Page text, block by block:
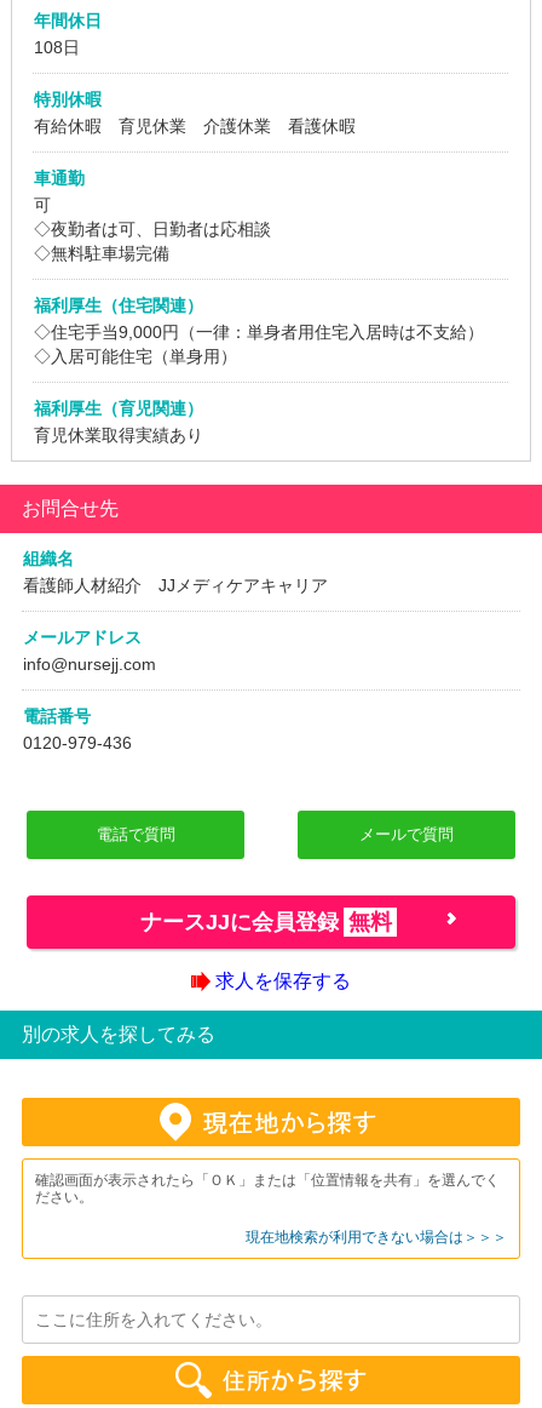
年間休日
108日
特別休暇
有給休暇 育児休業 介護休業 看護休暇
車通勤
可
◇夜勤者は可、日勤者は応相談
◇無料駐車場完備
福利厚生（住宅関連）
◇住宅手当9,000円（一律：単身者用住宅入居時は不支給）
◇入居可能住宅（単身用）
福利厚生（育児関連）
育児休業取得実績あり
お問合せ先
組織名
看護師人材紹介 JJメディケアキャリア
メールアドレス
info@nursejj.com
電話番号
0120-979-436
電話で質問 メールで質問
ナースJJに会員登録 無料
求人を保存する
別の求人を探してみる
確認画面が表示されたら「ＯＫ」または「位置情報を共有」を選んでく
ださい。
現在地検索が利用できない場合は＞＞＞